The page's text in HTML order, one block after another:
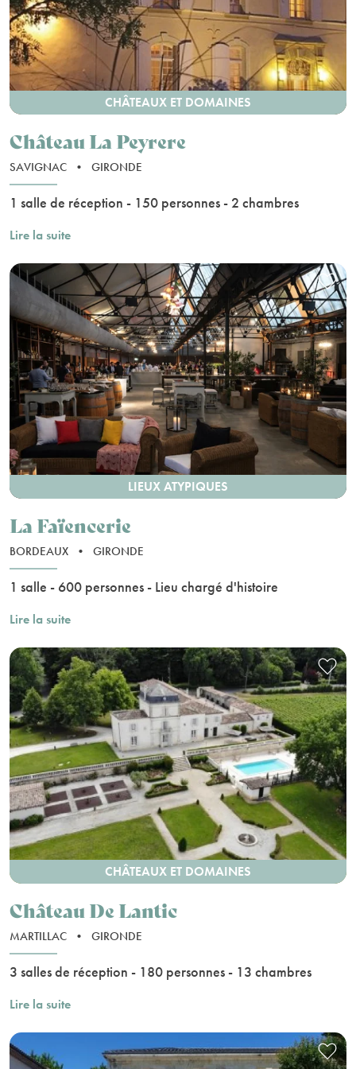
CHÂTEAUX ET DOMAINES
Château La Peyrere
SAVIGNAC • GIRONDE
1 salle de réception - 150 personnes - 2 chambres
Lire la suite
LIEUX ATYPIQUES
La Faïencerie
BORDEAUX • GIRONDE
1 salle - 600 personnes - Lieu chargé d'histoire
Lire la suite
CHÂTEAUX ET DOMAINES
Château De Lantic
MARTILLAC • GIRONDE
3 salles de réception - 180 personnes - 13 chambres
Lire la suite